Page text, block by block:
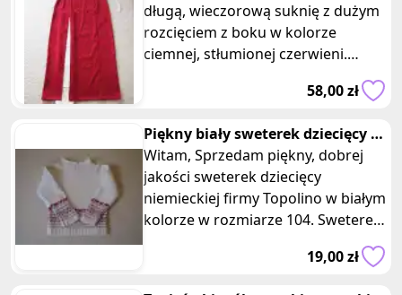
długą, wieczorową suknię z dużym
rozcięciem z boku w kolorze
ciemnej, stłumionej czerwieni.
Suknia wykonana jest z elegancki
58,00 zł
Piękny biały sweterek dziecięcy z
pasem wzorów r. 104 Topoli
Witam, Sprzedam piękny, dobrej
jakości sweterek dziecięcy
niemieckiej firmy Topolino w białym
kolorze w rozmiarze 104. Sweterek
19,00 zł